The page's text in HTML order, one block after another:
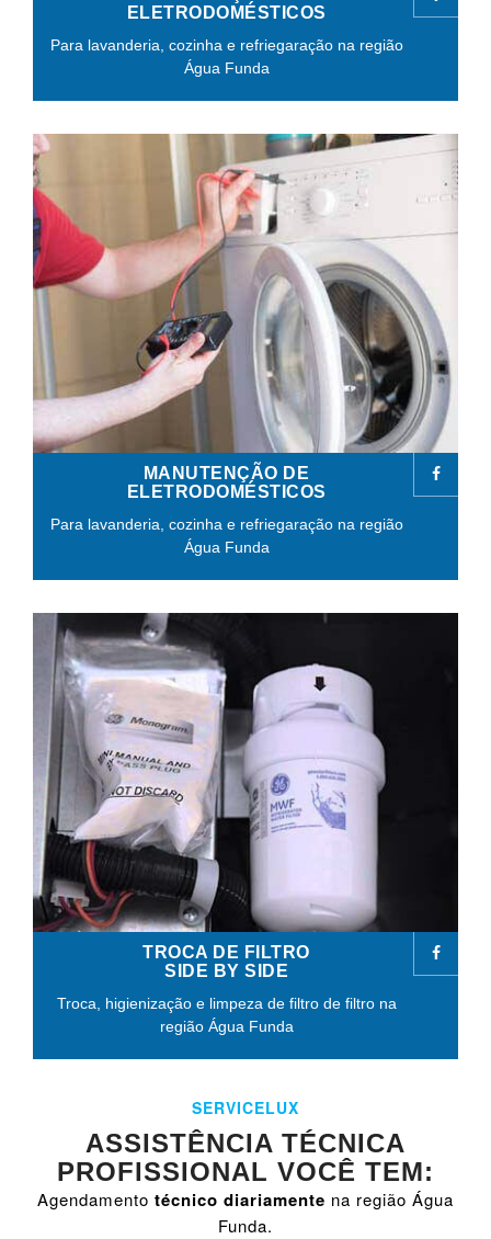
ELETRODOMÉSTICOS
Para lavanderia, cozinha e refriegaração na região
Água Funda
MANUTENÇÃO DE
ELETRODOMÉSTICOS
Para lavanderia, cozinha e refriegaração na região
Água Funda
TROCA DE FILTRO
SIDE BY SIDE
Troca, higienização e limpeza de filtro de filtro na
região Água Funda
SERVICELUX
ASSISTÊNCIA TÉCNICA
PROFISSIONAL VOCÊ TEM:
Agendamento técnico diariamente na região Água
Funda.